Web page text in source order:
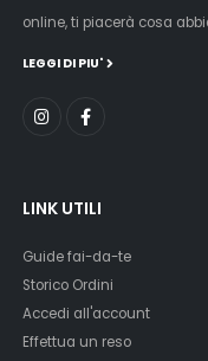
online, ti piacerà cosa
LEGGI DI PIU'
LINK UTILI
Guide fai-da-te
Storico Ordini
Accedi all'account
Effettua un reso